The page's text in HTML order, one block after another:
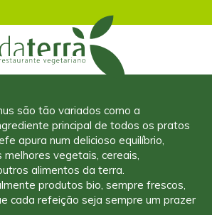
são tão variados como a
principal de todos os pratos
apura num delicioso equilíbrio,
melhores vegetais, cereais,
alimentos da terra.
produtos bio, sempre frescos,
cada refeição seja sempre um prazer